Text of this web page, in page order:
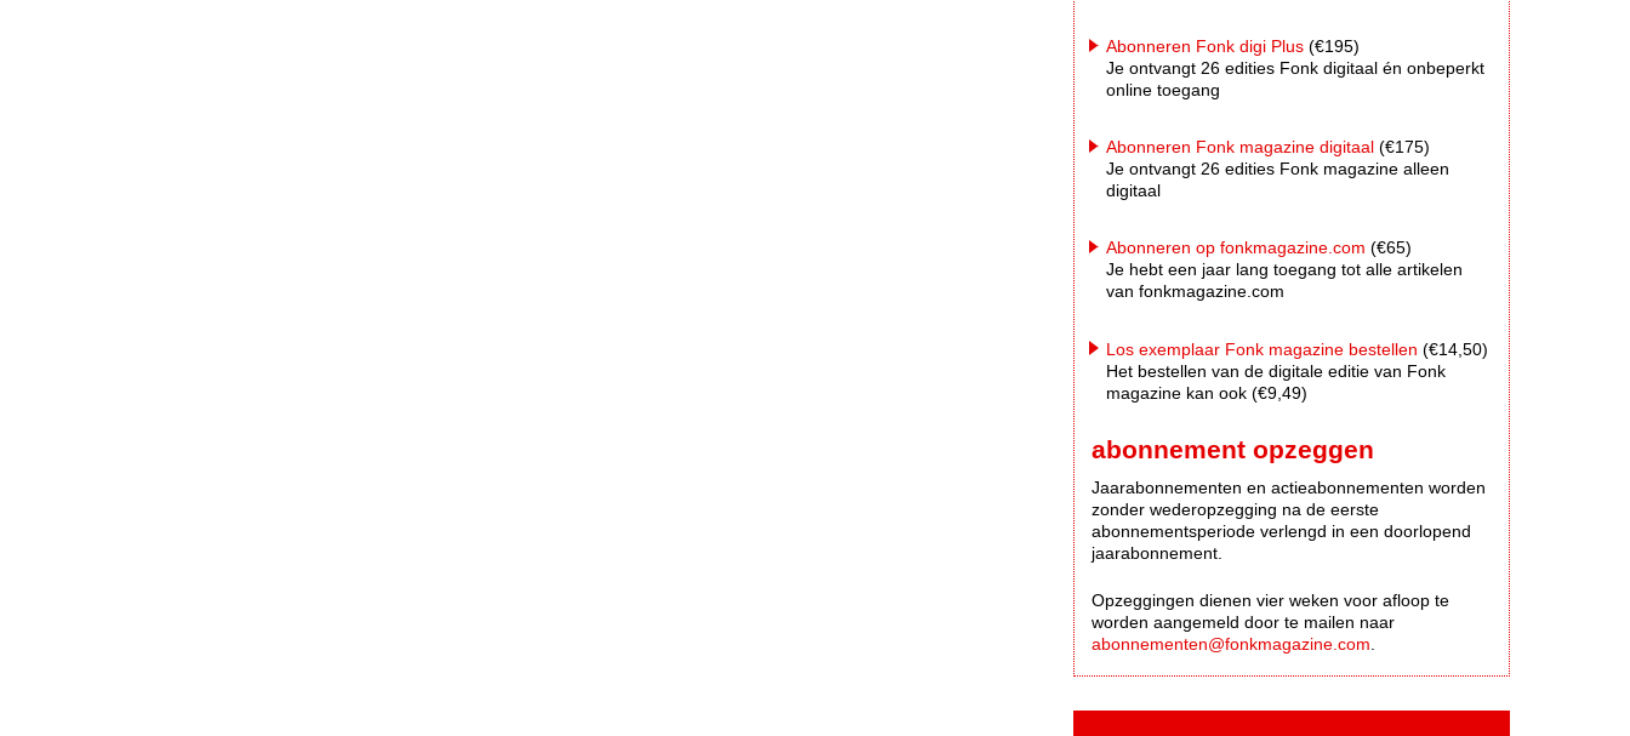
Abonneren Fonk digi Plus (€195)
Je ontvangt 26 edities Fonk digitaal én onbeperkt
online toegang
Abonneren Fonk magazine digitaal (€175)
Je ontvangt 26 edities Fonk magazine alleen
digitaal
Abonneren op fonkmagazine.com (€65)
Je hebt een jaar lang toegang tot alle artikelen
van fonkmagazine.com
Los exemplaar Fonk magazine bestellen (€14,50)
Het bestellen van de digitale editie van Fonk
magazine kan ook (€9,49)
abonnement opzeggen
Jaarabonnementen en actieabonnementen worden
zonder wederopzegging na de eerste
abonnementsperiode verlengd in een doorlopend
jaarabonnement.
Opzeggingen dienen vier weken voor afloop te
worden aangemeld door te mailen naar
abonnementen@fonkmagazine.com